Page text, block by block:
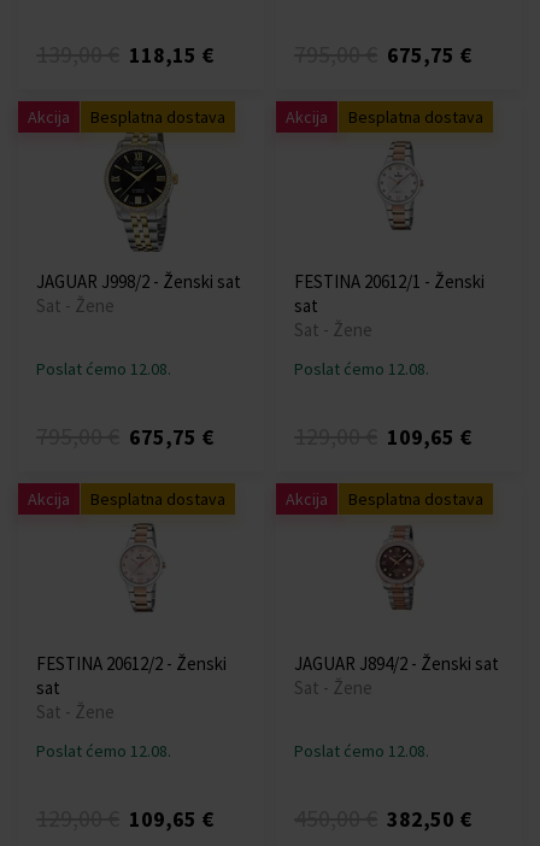
118,15 € 675,75 €
Akcija Besplatna dostava
JAGUAR J998/2 - Ženski sat
Sat - Žene
Poslat ćemo 12.08.
675,75 €
Akcija Besplatna dostava
FESTINA 20612/1 - Ženski
sat
Sat - Žene
Poslat ćemo 12.08.
109,65 €
Akcija Besplatna dostava
FESTINA 20612/2 - Ženski
sat
Sat - Žene
Poslat ćemo 12.08.
109,65 €
Akcija Besplatna dostava
JAGUAR J894/2 - Ženski sat
Sat - Žene
Poslat ćemo 12.08.
382,50 €